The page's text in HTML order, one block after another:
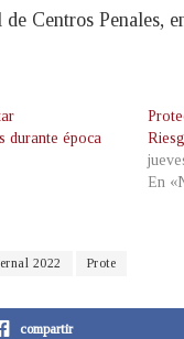
Centros Penales,
durante época
En
2022 Prote
compartir